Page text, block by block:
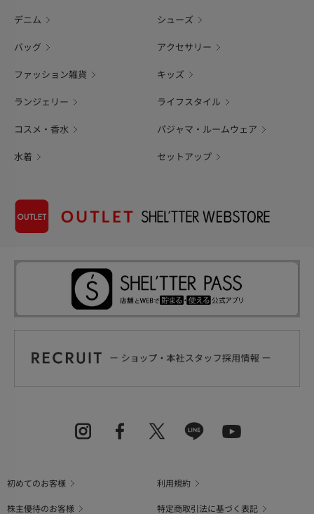
デニム シューズ
バッグ アクセサリー
ファッション雑貨 キッズ
ランジェリー ライフスタイル
コスメ・香水 パジャマ・ルームウェア
水着 セットアップ
初めてのお客様
利用規約
株主優待のお客様
特定商取引法に基づく表記